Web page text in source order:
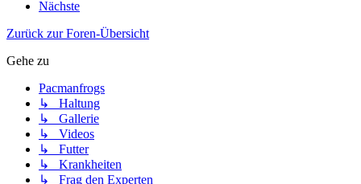
Nächste
Zurück zur Foren-Übersicht
Gehe zu
Pacmanfrogs
↳ Haltung
↳ Gallerie
↳ Videos
↳ Futter
↳ Krankheiten
↳ Frag den Experten